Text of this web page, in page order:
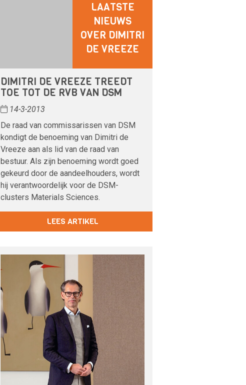
LAATSTE
NIEUWS
OVER DIMITRI
DE VREEZE
DIMITRI DE VREEZE TREEDT
TOE TOT DE RVB VAN DSM
14-3-2013
De raad van commissarissen van DSM
kondigt de benoeming van Dimitri de
Vreeze aan als lid van de raad van
bestuur. Als zijn benoeming wordt goed
gekeurd door de aandeelhouders, wordt
hij verantwoordelijk voor de DSM-
clusters Materials Sciences.
LEES ARTIKEL